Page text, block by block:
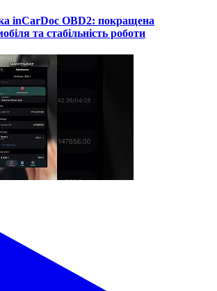
inCarDoc OBD2: покращена
та стабільність роботи